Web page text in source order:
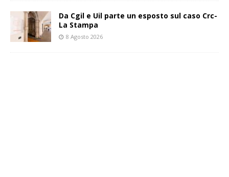
Da Cgil e Uil parte un esposto sul caso Crc-
La Stampa
8 Agosto 2026